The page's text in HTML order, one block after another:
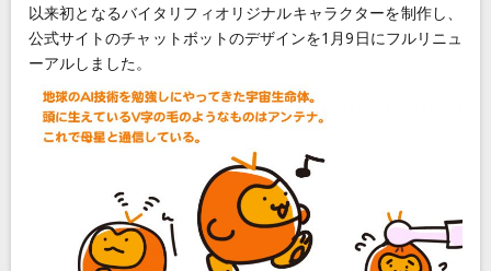
以来初となるバイタリフィオリジナルキャラクターを制作し、
公式サイトのチャットボットのデザインを1月9日にフルリニュ
ーアルしました。